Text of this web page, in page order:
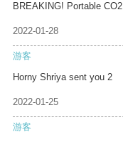
BREAKING! Portable CO2
2022-01-28
游客
Horny Shriya sent you 2
2022-01-25
游客